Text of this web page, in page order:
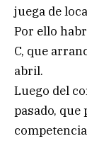
juega de
Por ello
C, que
abril.
Luego del
pasado, que